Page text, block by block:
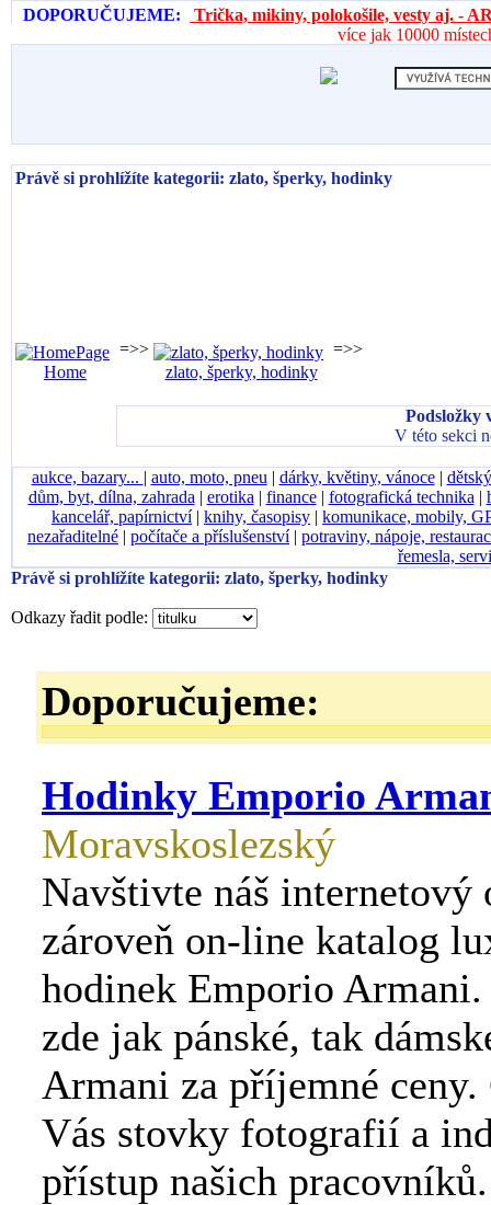
DOPORUČUJEME:
Trička, mikiny, polokošile, vesty aj. -
více jak 10000
Právě si prohlížíte kategorii: zlato, šperky, hodinky
Home
=>>
zlato, šperky, hodinky
=>>
Podsložky
V této sekci
aukce, bazary... | auto, moto, pneu | dárky, květiny, vánoce|
dům, byt, dílna, zahrada | erotika | finance| fotografická technika |
kancelář, papírnictví| knihy, časopisy | komunikace, mobily,
nezařaditelné | počítače a příslušenství| potraviny, nápoje,
řemesla,
Právě si prohlížíte kategorii: zlato, šperky, hodinky
Odkazy řadit podle:
Doporučujeme:
Hodinky Emporio
Moravskoslezský
Navštivte náš internetový
zároveň on-line katalog
hodinek Emporio Armani.
zde jak pánské, tak
Armani za příjemné ceny.
Vás stovky fotografií a
přístup našich pracovníků.